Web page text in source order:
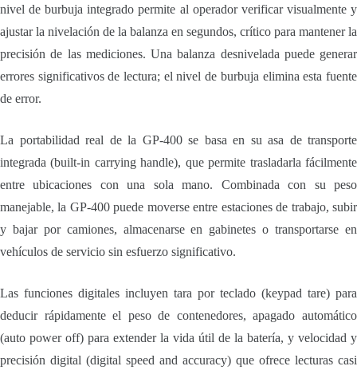
nivel de burbuja integrado permite al operador verificar visualmente y
ajustar la nivelación de la balanza en segundos, crítico para mantener la
precisión de las mediciones. Una balanza desnivelada puede generar
errores significativos de lectura; el nivel de burbuja elimina esta fuente
de error.
La portabilidad real de la GP-400 se basa en su asa de transporte
integrada (built-in carrying handle), que permite trasladarla fácilmente
entre ubicaciones con una sola mano. Combinada con su peso
manejable, la GP-400 puede moverse entre estaciones de trabajo, subir
y bajar por camiones, almacenarse en gabinetes o transportarse en
vehículos de servicio sin esfuerzo significativo.
Las funciones digitales incluyen tara por teclado (keypad tare) para
deducir rápidamente el peso de contenedores, apagado automático
(auto power off) para extender la vida útil de la batería, y velocidad y
precisión digital (digital speed and accuracy) que ofrece lecturas casi